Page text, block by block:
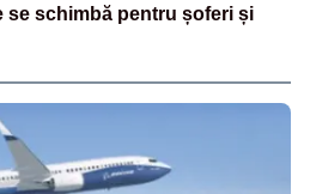
se schimbă pentru șoferi și